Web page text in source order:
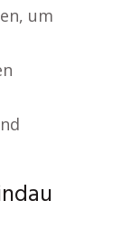
um